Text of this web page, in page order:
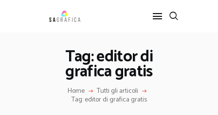
Tag: editor di
grafica gratis
Home Tutti gli articoli
Tag: editor di grafica gratis
HOME
GRAFICA